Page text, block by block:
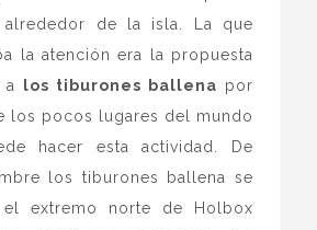
alrededor de la isla. La que
la atención era la propuesta
a los tiburones ballena por
los pocos lugares del mundo
hacer esta actividad. De
los tiburones ballena se
el extremo norte de Holbox